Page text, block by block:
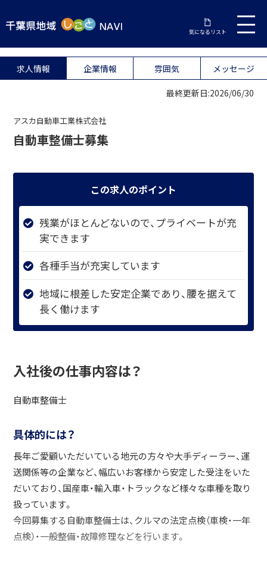
気になるリスト
求人情報 企業情報 雰囲気 メッセージ
最終更新日:2026/06/30
アスカ自動車工業株式会社
自動車整備士募集
この求人のポイント
残業がほとんどないので、プライベートが充
実できます
各種手当が充実しています
地域に根差した安定企業であり、腰を据えて
長く働けます
入社後の仕事内容は？
自動車整備士
具体的には？
長年ご愛顧いただいている地元の方々や大手ディーラー、運
送関係等の企業など、幅広いお客様から安定した受注をいた
だいており、国産車・輸入車・トラックなど様々な車種を取り
扱っています。
今回募集する自動車整備士は、クルマの法定点検（車検・一年
点検）・一般整備・故障修理などを行います。